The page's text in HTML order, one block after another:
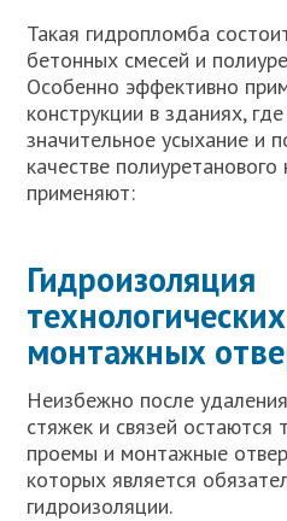
Такая гидропломба
бетонных смесей и
Особенно эффективно
конструкции в зданиях,
значительное усыхание и
качестве полиуретанового
применяют:
Гидроизоляция
монтажных
Неизбежно после
стяжек и связей остаются
проемы и монтажные
которых является
гидроизоляции.